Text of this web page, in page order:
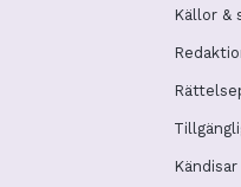
Källor &